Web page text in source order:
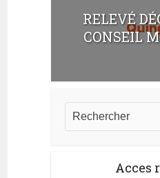
RELEVÉ
CONSEIL
Acces